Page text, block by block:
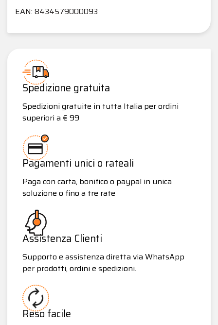
EAN: 8434579000093
Spedizione gratuita
Spedizioni gratuite in tutta Italia per ordini
superiori a € 99
Pagamenti unici o rateali
Paga con carta, bonifico o paypal in unica
soluzione o fino a tre rate
Assistenza Clienti
Supporto e assistenza diretta via WhatsApp
per prodotti, ordini e spedizioni.
Reso facile